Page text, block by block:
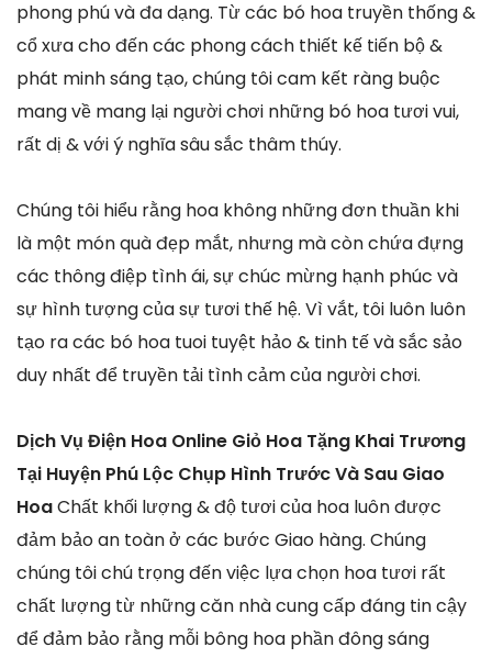
phong phú và đa dạng. Từ các bó hoa truyền thống &
cổ xưa cho đến các phong cách thiết kế tiến bộ &
phát minh sáng tạo, chúng tôi cam kết ràng buộc
mang về mang lại người chơi những bó hoa tươi vui,
rất dị & với ý nghĩa sâu sắc thâm thúy.
Chúng tôi hiểu rằng hoa không những đơn thuần khi
là một món quà đẹp mắt, nhưng mà còn chứa đựng
các thông điệp tình ái, sự chúc mừng hạnh phúc và
sự hình tượng của sự tươi thế hệ. Vì vắt, tôi luôn luôn
tạo ra các bó hoa tuoi tuyệt hảo & tinh tế và sắc sảo
duy nhất để truyền tải tình cảm của người chơi.
Dịch Vụ Điện Hoa Online Giỏ Hoa Tặng Khai Trương
Tại Huyện Phú Lộc Chụp Hình Trước Và Sau Giao
HoaChất khối lượng & độ tươi của hoa luôn được
đảm bảo an toàn ở các bước Giao hàng. Chúng
chúng tôi chú trọng đến việc lựa chọn hoa tươi rất
chất lượng từ những căn nhà cung cấp đáng tin cậy
để đảm bảo rằng mỗi bông hoa phần đông sáng